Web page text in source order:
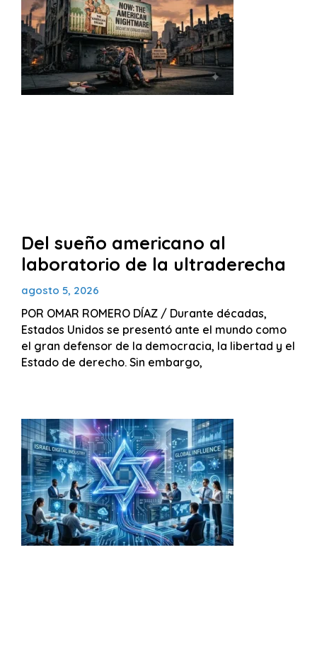
Del sueño americano al
laboratorio de la ultraderecha
agosto 5, 2026
POR OMAR ROMERO DÍAZ / Durante décadas,
Estados Unidos se presentó ante el mundo como
el gran defensor de la democracia, la libertad y el
Estado de derecho. Sin embargo,